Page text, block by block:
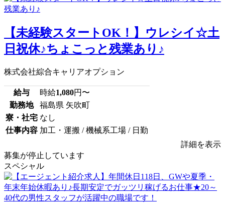
【未経験スタートOK！】ウレシイ☆土
日祝休♪ちょこっと残業あり♪
株式会社綜合キャリアオプション
給与 時給1,080円〜
勤務地
福島県 矢吹町
寮・社宅 なし
仕事内容 加工・運搬 / 機械系工場 / 日勤
詳細を表示
募集が停止しています
スペシャル